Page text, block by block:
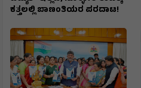
ಕತ್ತಲಲ್ಲಿ ಬಾಣಂತಿಯರ ಪರದಾಟ!